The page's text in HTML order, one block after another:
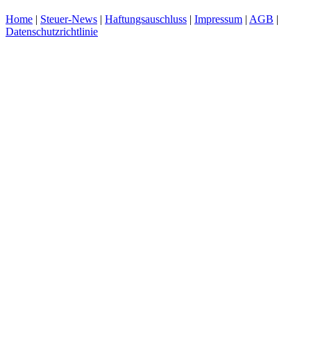
Home | Steuer-News | Haftungsauschluss | Impressum | AGB |
Datenschutzrichtlinie